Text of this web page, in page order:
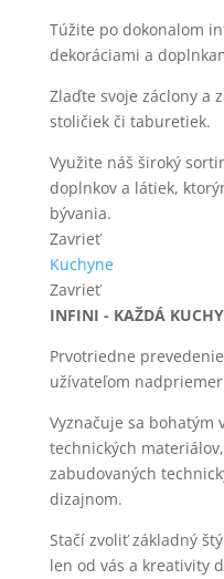
Túžite po dokonalom
dekoráciami a
Zlaďte svoje záclony a
stoličiek či taburetiek.
Využite náš široký
doplnkov a látiek,
bývania.
Zavrieť
Kuchyne
Zavrieť
INFINI - KAŽDÁ
Prvotriedne
užívateľom
Vyznačuje sa
technických
zabudovaných
dizajnom.
Stačí zvoliť základný
len od vás a kreativity